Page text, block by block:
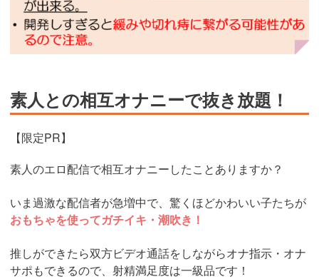
素人との相互オナニーで抜き放題！
【限定PR】
素人のエロ配信で相互オナニーしたことありますか？
いま過激な配信者が急増中で、驚くほどかわいい子たちが
おもちゃを使ってガチイキ・潮吹き！
推しができたら双方ビデオ通話をしながらオナ指示・オナ
サポもできるので、射精満足度は一級品です！